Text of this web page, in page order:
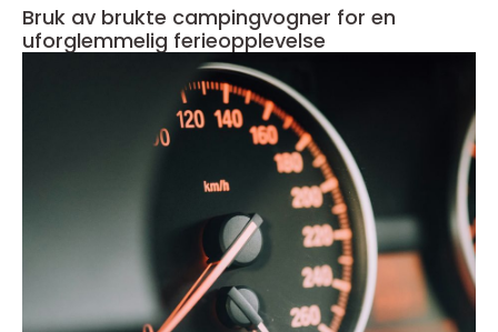
Bruk av brukte campingvogner for en
uforglemmelig ferieopplevelse